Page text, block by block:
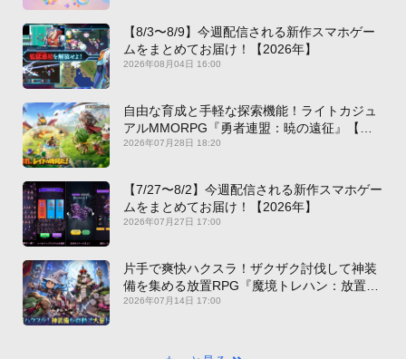
【8/3〜8/9】今週配信される新作スマホゲー
ムをまとめてお届け！【2026年】
2026年08月04日 16:00
自由な育成と手軽な探索機能！ライトカジュ
アルMMORPG『勇者連盟：暁の遠征』【最
新作PICKUP】
2026年07月28日 18:20
【7/27〜8/2】今週配信される新作スマホゲー
ムをまとめてお届け！【2026年】
2026年07月27日 17:00
片手で爽快ハクスラ！ザクザク討伐して神装
備を集める放置RPG『魔境トレハン：放置で
神装備』【最新作PICKUP】
2026年07月14日 17:00